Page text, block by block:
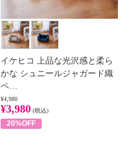
イケヒコ 上品な光沢感と柔ら
かな シュニールジャガード織
ペ…
¥4,980
¥3,980 (税込)
20%OFF